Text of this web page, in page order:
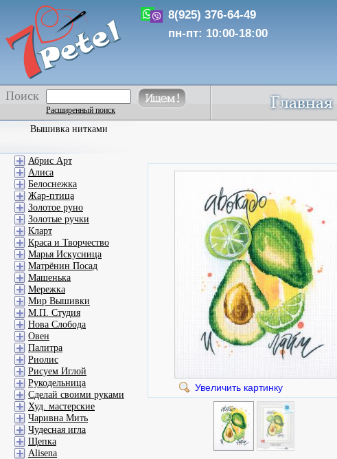
8(925) 376-64-49
пн-пт: 10:00-18:00
Поиск
Расширенный поиск
Увеличить картинку
Вышивка нитками
Абрис Арт
Алиса
Белоснежка
Жар-птица
Золотое руно
Золотые ручки
Кларт
Краса и Творчество
Марья Искусница
Матрёнин Посад
Машенька
Мережка
Мир Вышивки
М.П. Студия
Нова Слобода
Овен
Палитра
Риолис
Рисуем Иглой
Рукодельница
Сделай своими руками
Худ. мастерские
Чаривна Мить
Чудесная игла
Щепка
Alisena